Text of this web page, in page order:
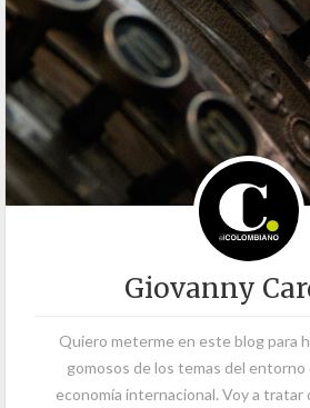
Giovanny
Quiero meterme en este blog para
gomosos de los temas del entorno
economía internacional. Voy a tratar